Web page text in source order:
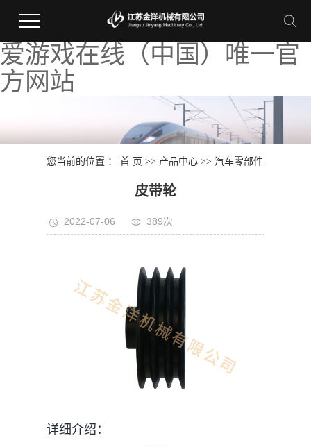
爱游戏在线（中国）唯一官
方网站
您当前的位置 ：首 页 >> 产品中心 >>汽车零部件
皮带轮
2022-07-06 389次
详细介绍：